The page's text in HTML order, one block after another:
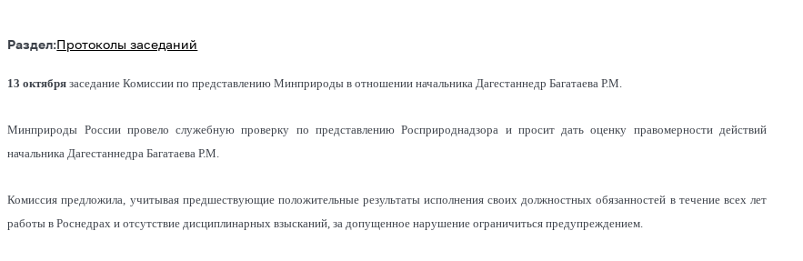
Раздел:Протоколы заседаний
13 октября заседание Комиссии по представлению Минприроды в отношении начальника Дагестаннедр Багатаева Р.М.
Минприроды России провело служебную проверку по представлению Росприроднадзора и просит дать оценку правомерности действий
начальника Дагестаннедра Багатаева Р.М.
Комиссия предложила, учитывая предшествующие положительные результаты исполнения своих должностных обязанностей в течение всех лет
работы в Роснедрах и отсутствие дисциплинарных взысканий, за допущенное нарушение ограничиться предупреждением.